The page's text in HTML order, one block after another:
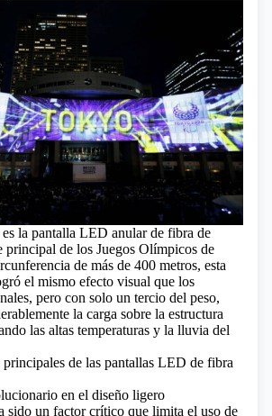
la pantalla LED anular de fibra de
principal de los Juegos Olímpicos de
de más de 400 metros, esta
el mismo efecto visual que los
pero con solo un tercio del peso,
la carga sobre la estructura
las altas temperaturas y la lluvia del
de las pantallas LED de fibra
en el diseño ligero
sido un factor crítico que limita el uso de